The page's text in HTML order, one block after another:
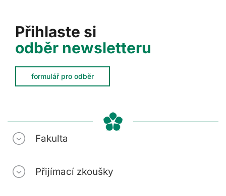
Přihlaste si
odběr newsletteru
formulář pro odběr
Fakulta
Přijímací zkoušky